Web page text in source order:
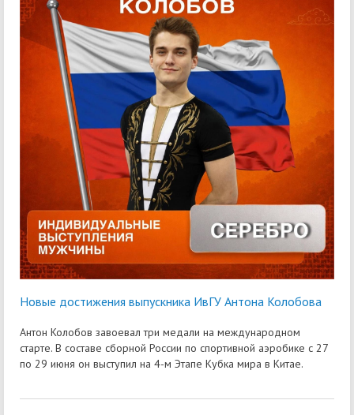
Новые достижения выпускника ИвГУ Антона Колобова
Антон Колобов завоевал три медали на международном
старте. В составе сборной России по спортивной аэробике с 27
по 29 июня он выступил на 4-м Этапе Кубка мира в Китае.